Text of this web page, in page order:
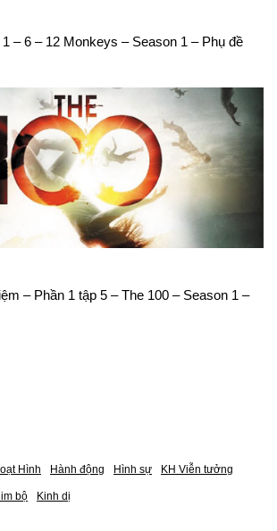
– 6 – 12 Monkeys – Season 1 – Phụ đề
– Phần 1 tập 5 – The 100 – Season 1 –
Hình Hành động Hình sự KH Viễn tưởng
bộ Kinh dị